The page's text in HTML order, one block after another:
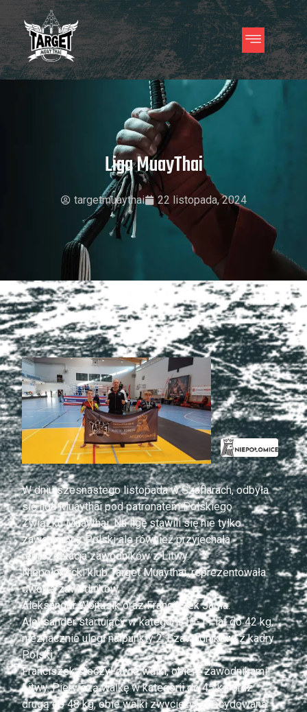
Liga MuayThai
targetmuaythai 22 listopada, 2024
W dniu szesnastego listopada w Szaflarach, odbyła
się liga Muaythai pod patronatem Polskiego
Związku Muaythai. Na ligę stawili się nie tylko
zawodnicy z Polski ale również przyjechała
reprezentacja zawodników z Litwy.
Niepołomicki klub Target Muaythai, reprezentowała
dwójka zawodników.
Aleksander Wojtusik oraz Franciszek Jagła.
Aleksander startujący w kategorii 10-11 lat do 42 kg,
nieznacznie uległ na punkty 2:1 zawodnikowi z kadry
Polski.
Franciszek stoczył dwie walki, obie z zawodnikami
Litwy. Pierwszą walkę w kategorii do 45 kg oraz
drugą do 48 kg, obie walki zwyciężył zdecydowaną